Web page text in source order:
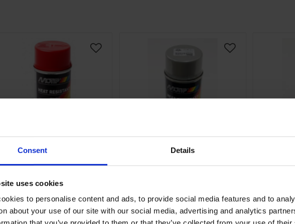
Consent Details
uses cookies
to personalise content and ads, to provide social media features and to
about your use of our site with our social media, advertising and analytics
Röd värmetålig
400ml Motip
tål 300 gr. 400 ml. Märke
Motip.
1060-17002482
Lägg till i önskelista
Sprayfärg Silver
Silver, tål 800 gr. 400 ml.Märke
Motip.
010-11
Lägg till i önskelista